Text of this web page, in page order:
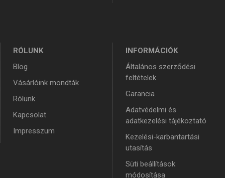
RÓLUNK
Blog
Vásárlóink mondták
Rólunk
Kapcsolat
Impresszum
INFORMÁCIÓK
Általános szerződési
feltételek
Garancia
Adatvédelmi és
adatkezelési tájékoztató
Kezelési-karbantartási
utasítás
Süti beállítások
módosítása